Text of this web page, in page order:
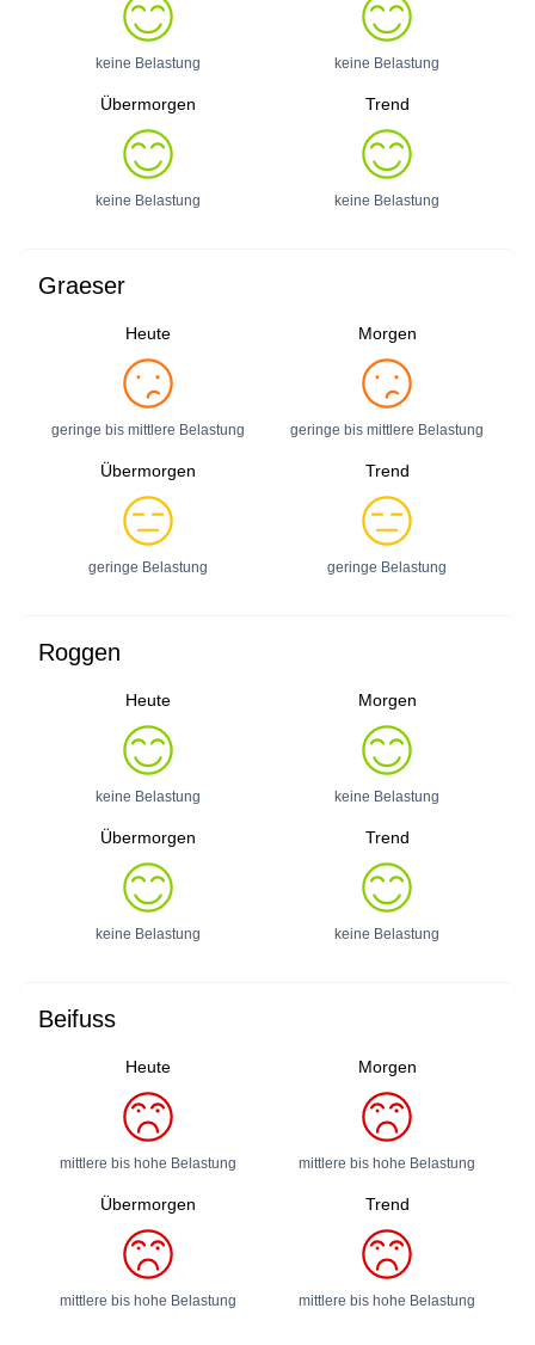
keine Belastung keine Belastung
Übermorgen
keine Belastung
Trend
keine Belastung
Graeser
Heute
geringe bis mittlere Belastung
Morgen
geringe bis mittlere Belastung
Übermorgen
geringe Belastung
Trend
geringe Belastung
Roggen
Heute
keine Belastung
Morgen
keine Belastung
Übermorgen
keine Belastung
Trend
keine Belastung
Beifuss
Heute
mittlere bis hohe Belastung
Morgen
mittlere bis hohe Belastung
Übermorgen
mittlere bis hohe Belastung
Trend
mittlere bis hohe Belastung